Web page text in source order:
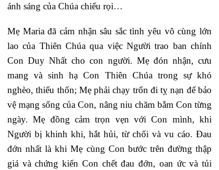
ánh sáng của Chúa chiếu rọi…
Mẹ Maria đã cảm nhận sâu sắc tình yêu vô cùng lớn
lao của Thiên Chúa qua việc Người trao ban chính
Con Duy Nhất cho con người. Mẹ đón nhận, cưu
mang và sinh hạ Con Thiên Chúa trong sự khó
nghèo, thiếu thốn; Mẹ phải chạy trốn đi tỵ nạn để bảo
vệ mạng sống của Con, nâng niu chăm bẵm Con từng
ngày. Mẹ đồng cảm trọn vẹn với Con mình, khi
Người bị khinh khi, hắt hủi, từ chối và vu cáo. Đau
đớn nhất là khi Mẹ cùng Con bước trên đường thập
giá và chứng kiến Con chết đau đớn, oan ức và tủi